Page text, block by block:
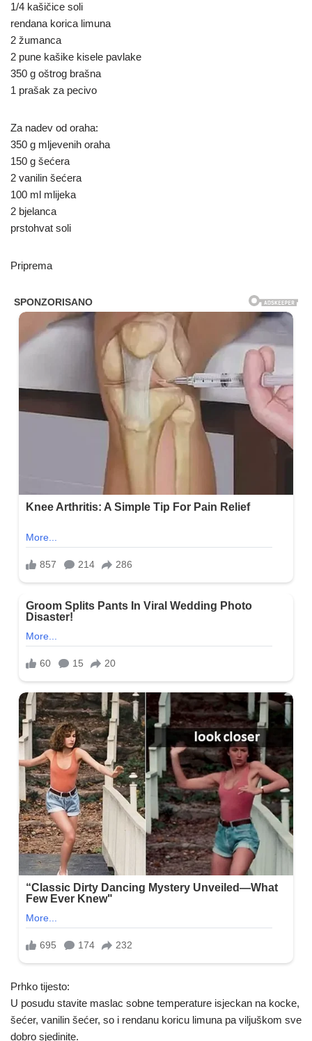
1/4 kašičice soli
rendana korica limuna
2 žumanca
2 pune kašike kisele pavlake
350 g oštrog brašna
1 prašak za pecivo
Za nadev od oraha:
350 g mljevenih oraha
150 g šećera
2 vanilin šećera
100 ml mlijeka
2 bjelanca
prstohvat soli
Priprema
Prhko tijesto:
U posudu stavite maslac sobne temperature isjeckan na kocke,
šećer, vanilin šećer, so i rendanu koricu limuna pa viljuškom sve
dobro sjedinite.